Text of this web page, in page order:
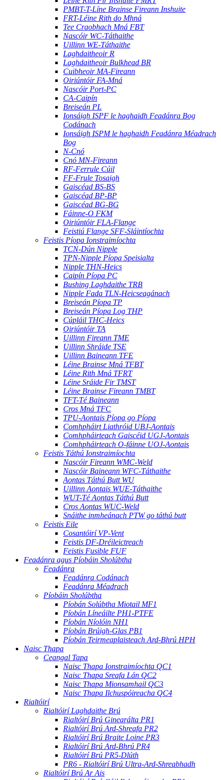
PMBT-T-Líne Brainse Fireann Inshuite
FRT-Léine Rith do Mhná
Tee Craobhach Mná FBT
Nascóir WC-Táthaithe
Uillinn WE-Táthaithe
Laghdaitheoir R
Laghdaitheoir Bulkhead BR
Cuibheoir MA-Fireann
Oiriúntóir FA-Mná
Nascóir Port-PC
CA-Caipín
Breiseán PL
Ionsáigh ISPF le haghaidh Feadánra Bog
Codánach
Ionsáigh ISPM le haghaidh Feadánra Méadrach
Bog
N-Cnó
Cnó MN-Fireann
RF-Ferrule Cúil
FF-Frule Tosaigh
Gaiscéad BS-BS
Gaiscéad BP-BP
Gaiscéad BG-BG
Fáinne-O FKM
Oiriúntóir FLA-Flange
Feistiú Flange SFF-Sláintíochta
Feistis Píopa Ionstraimíochta
TCN-Dún Nipple
TPN-Nipple Píopa Speisialta
Nipple THN-Heics
Caipín Píopa PC
Bushing Laghdaithe TRB
Nipple Fada TLN-Heicseagánach
Breiseán Píopa TP
Breiseán Píopa Log THP
Cúpláil THC-Heics
Oiriúntóir TA
Uillinn Fireann TME
Uillinn Shráide TSE
Uillinn Baineann TFE
Léine Brainse Mná TFBT
Léine Rith Mná TFRT
Léine Sráide Fir TMST
Léine Brainse Fireann TMBT
TFT-Té Baineann
Cros Mná TFC
TPU-Aontais Píopa go Píopa
Comhpháirt Liathróid UBJ-Aontais
Comhpháirteach Gaiscéid UGJ-Aontais
Comhpháirteach O-fáinne UOJ-Aontais
Feistis Táthú Ionstraimíochta
Nascóir Fireann WMC-Weld
Nascóir Baineann WFC-Táthaithe
Aontas Táthú Butt WU
Uillinn Aontais WUE-Táthaithe
WUT-Té Aontas Táthú Butt
Cros Aontas WUC-Weld
Snáithe inmheánach PTW go táthú butt
Feistis Eile
Cosantóirí VP-Vent
Feistis DF-Dréileictreach
Feistis Fusible FUF
Feadánra agus Píobáin Sholúbtha
Feadánra
Feadánra Codánach
Feadánra Méadrach
Píobáin Sholúbtha
Píobán Solúbtha Miotail MF1
Píobán Líneáilte PH1-PTFE
Píobán Níolóin NH1
Píobán Brúigh-Glas PB1
Píobán Teirmeaplaisteach Ard-Bhrú HPH
Naisc Thapa
Ceangal Tapa
Naisc Thapa Ionstraimíochta QC1
Naisc Thapa Sreafa Lán QC2
Naisc Thapa Mionsamhail QC3
Naisc Thapa Ilchuspóireacha QC4
Rialtóirí
Rialtóirí Laghdaithe Brú
Rialtóirí Brú Ginearálta PR1
Rialtóirí Brú Ard-Shreafa PR2
Rialtóirí Brú Braite Loine PR3
Rialtóirí Brú Ard-Bhrú PR4
Rialtóirí Brú PR5-Dlúth
PR6 - Rialtóirí Brú Ultra-Ard-Shreabhadh
Rialtóirí Brú Ar Ais